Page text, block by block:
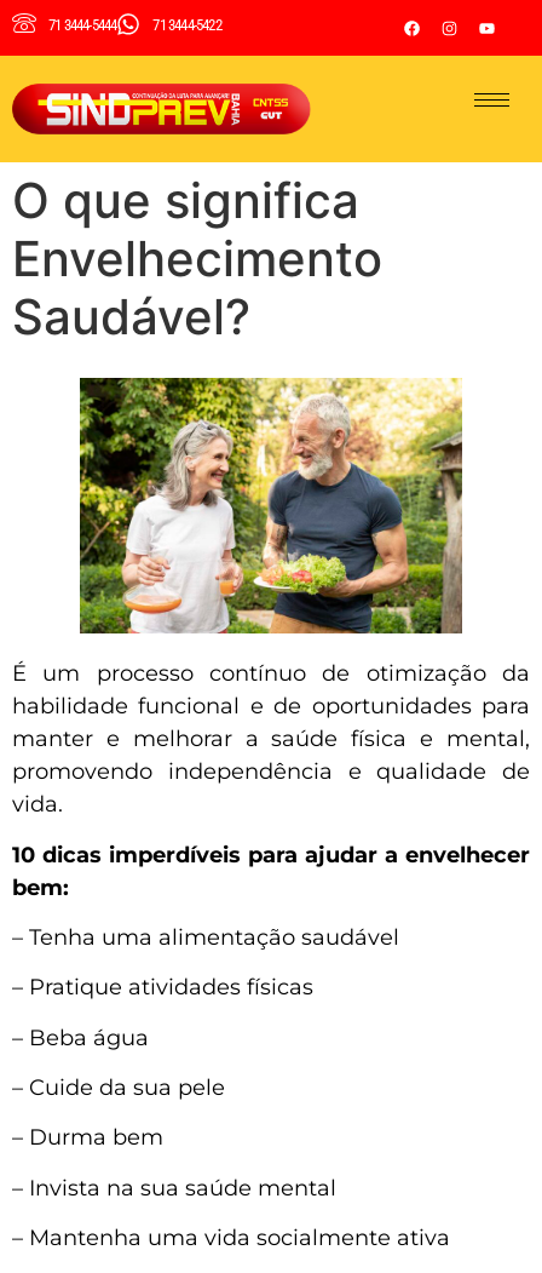
71 3444-5444 71 3444-5422
O que significa
Envelhecimento
Saudável?
É um processo contínuo de otimização da
habilidade funcional e de oportunidades para
manter e melhorar a saúde física e mental,
promovendo independência e qualidade de
vida.
10 dicas imperdíveis para ajudar a envelhecer
bem:
– Tenha uma alimentação saudável
– Pratique atividades físicas
– Beba água
– Cuide da sua pele
– Durma bem
– Invista na sua saúde mental
– Mantenha uma vida socialmente ativa